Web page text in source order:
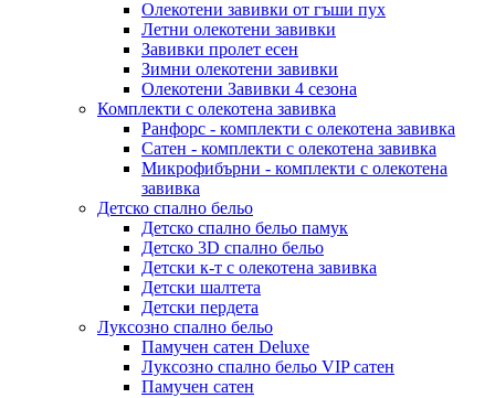
Олекотени завивки от гъши пух
Летни олекотени завивки
Завивки пролет есен
Зимни олекотени завивки
Олекотени Завивки 4 сезона
Комплекти с олекотена завивка
Ранфорс - комплекти с олекотена завивка
Сатен - комплекти с олекотена завивка
Микрофибърни - комплекти с олекотена
завивка
Детско спално бельо
Детско спално бельо памук
Детско 3D спално бельо
Детски к-т с олекотена завивка
Детски шалтета
Детски пердета
Луксозно спално бельо
Памучен сатен Deluxe
Луксозно спално бельо VIP сатен
Памучен сатен